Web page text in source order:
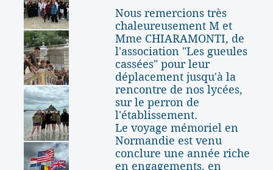
Nous remercions très
chaleureusement M et
Mme CHIARAMONTI, de
l'association "Les gueules
cassées" pour leur
déplacement jusqu'à la
rencontre de nos lycées,
sur le perron de
l'établissement.
Le voyage mémoriel en
Normandie est venu
conclure une année riche
en engagements, en